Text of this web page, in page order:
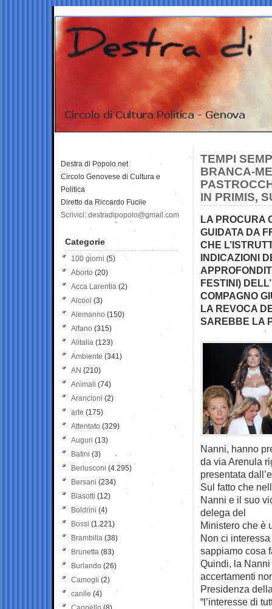
TEMPI
BRANCA-
IN PRIMIS,
LA PROCURA
GUIDATA DA
CHE
INDICAZIONI
FESTINI)
COMPAGNO
LA REVOCA
SAREBBE LA
Nanni, hanno
da via Arenula
presentata
Sul fatto che
Nanni e il suo
delega del
Ministero che è
Non ci
sappiamo cosa
Quindi, la
accertamenti
Presidenza
“l’interesse di
Destra di Popolo.net
Circolo Genovese di Cultura e
Politica
Diretto da Riccardo Fucile
Scrivici: destradipopolo@gmail.com
Categorie
100 giorni (5)
Aborto (20)
Acca Larentia (2)
Alcool (3)
Alemanno (150)
Alfano (315)
Alitalia (123)
Ambiente (341)
AN (210)
Animali (74)
Arancioni (2)
arte (175)
Attentato (329)
Auguri (13)
Batini (3)
Berlusconi (4.295)
Bersani (234)
Biasotti (12)
Boldrini (4)
Bossi (1.221)
Brambilla (38)
Brunetta (83)
Burlando (26)
Camogli (2)
canile (4)